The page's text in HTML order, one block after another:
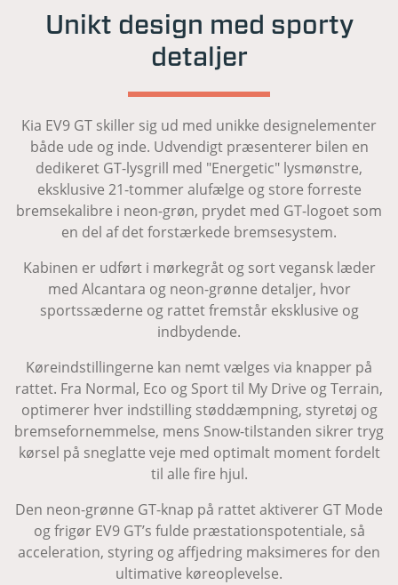
(HDA 2)
Unikt design med sporty
detaljer
Kia EV9 GT skiller sig ud med unikke designelementer
både ude og inde. Udvendigt præsenterer bilen en
dedikeret GT-lysgrill med "Energetic" lysmønstre,
eksklusive 21-tommer alufælge og store forreste
bremsekalibre i neon-grøn, prydet med GT-logoet som
en del af det forstærkede bremsesystem.
Kabinen er udført i mørkegråt og sort vegansk læder
med Alcantara og neon-grønne detaljer, hvor
sportssæderne og rattet fremstår eksklusive og
indbydende.
Køreindstillingerne kan nemt vælges via knapper på
rattet. Fra Normal, Eco og Sport til My Drive og Terrain,
optimerer hver indstilling støddæmpning, styretøj og
bremsefornemmelse, mens Snow-tilstanden sikrer tryg
kørsel på sneglatte veje med optimalt moment fordelt
til alle fire hjul.
Den neon-grønne GT-knap på rattet aktiverer GT Mode
og frigør EV9 GT’s fulde præstationspotentiale, så
acceleration, styring og affjedring maksimeres for den
ultimative køreoplevelse.